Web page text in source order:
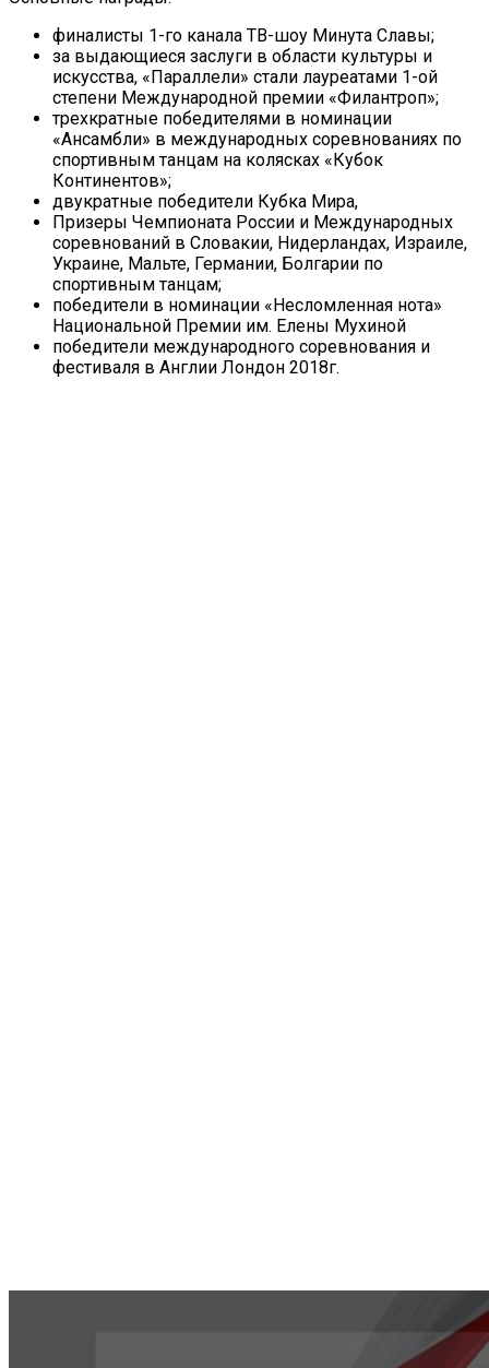
финалисты 1-го канала ТВ-шоу Минута Славы;
за выдающиеся заслуги в области культуры и
искусства, «Параллели» стали лауреатами 1-ой
степени Международной премии «Филантроп»;
трехкратные победителями в номинации
«Ансамбли» в международных соревнованиях по
спортивным танцам на колясках «Кубок
Континентов»;
двукратные победители Кубка Мира,
Призеры Чемпионата России и Международных
соревнований в Словакии, Нидерландах, Израиле,
Украине, Мальте, Германии, Болгарии по
спортивным танцам;
победители в номинации «Несломленная нота»
Национальной Премии им. Елены Мухиной
победители международного соревнования и
фестиваля в Англии Лондон 2018г.